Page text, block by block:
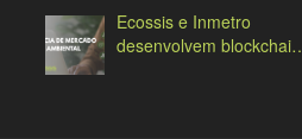
Ecossis e Inmetro
desenvolvem blockchain